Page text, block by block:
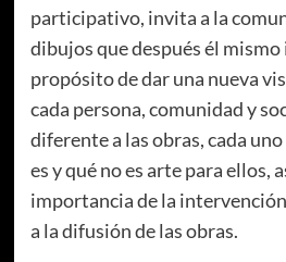
participativo, invita a la
dibujos que después él
propósito de dar una nueva
cada persona, comunidad y
diferente a las obras, cada
es y qué no es arte para ellos,
importancia de la
a la difusión de las obras.